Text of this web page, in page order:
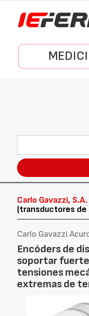
Carlo Gavazzi, S.A.
(transductores de
Carlo Gavazzi
Encóders de
soportar
tensiones
extremas de